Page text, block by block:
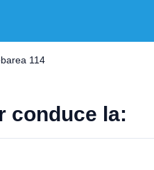
114
conduce la: